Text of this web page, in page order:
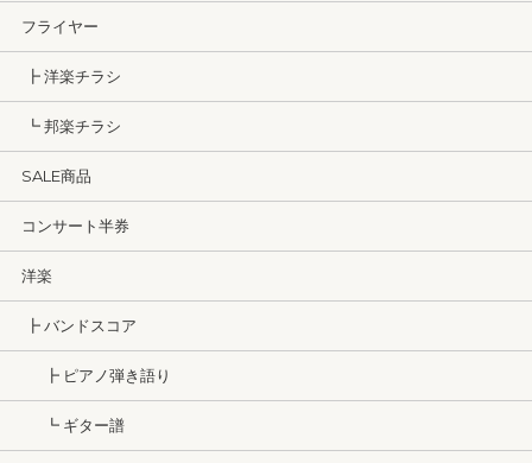
フライヤー
┣ 洋楽チラシ
┗ 邦楽チラシ
SALE商品
コンサート半券
洋楽
┣ バンドスコア
┣ ピアノ弾き語り
┗ ギター譜